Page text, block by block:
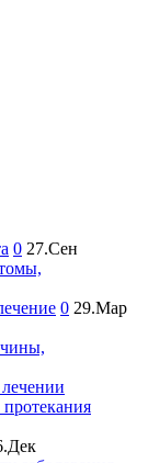
0 27.Сен
0 29.Мар